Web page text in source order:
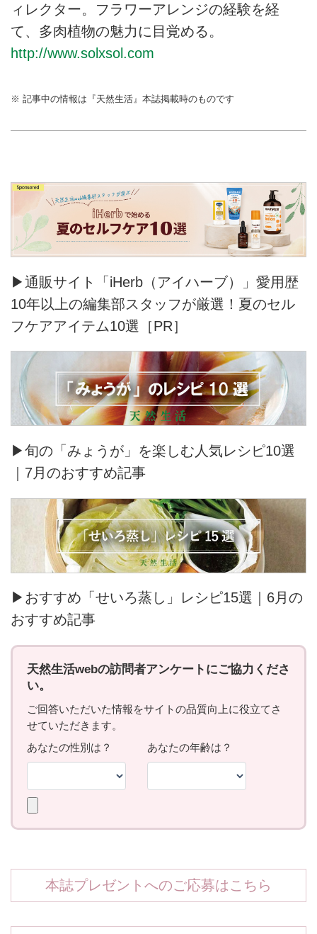
ィレクター。フラワーアレンジの経験を経
て、多肉植物の魅力に目覚める。
http://www.solxsol.com
※ 記事中の情報は『天然生活』本誌掲載時のものです
▶通販サイト「iHerb（アイハーブ）」愛用歴
10年以上の編集部スタッフが厳選！夏のセル
フケアアイテム10選［PR］
▶旬の「みょうが」を楽しむ人気レシピ10選
｜7月のおすすめ記事
▶おすすめ「せいろ蒸し」レシピ15選｜6月の
おすすめ記事
本誌プレゼントへのご応募はこちら